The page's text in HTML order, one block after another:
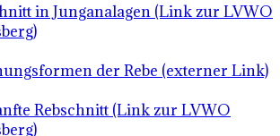
in Junganalagen (Link zur LVWO
der Rebe (externer Link)
Rebschnitt (Link zur LVWO